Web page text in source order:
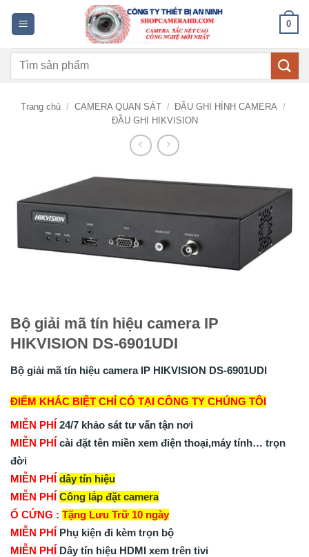
dung
0
Tìm
Trang chủ / CAMERA QUAN SÁT / ĐẦU GHI HÌNH CAMERA /
ĐẦU GHI HIKVISION
Bộ giải mã tín hiệu camera IP
HIKVISION DS-6901UDI
Bộ giải mã tín hiệu camera IP HIKVISION DS-6901UDI
ĐIỂM KHÁC BIỆT CHỈ CÓ TẠI CÔNG TY CHÚNG TÔI
MIỄN PHÍ 24/7 khảo sát tư vấn tận nơi
MIỄN PHÍ cài đặt tên miền xem điện thoại,máy tính… trọn
đời
MIỄN PHÍ dây tín hiệu
MIỄN PHÍ Công lắp đặt camera
Ổ CỨNG : Tặng Lưu Trữ 10 ngày
MIỄN PHÍ Phụ kiện đi kèm trọn bộ
MIỄN PHÍ Dây tín hiệu HDMI xem trên tivi